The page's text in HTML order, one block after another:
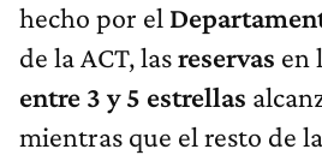
hecho por el
de la ACT, lasreservas en
entre 3 y 5 estrellas
mientras que el resto de